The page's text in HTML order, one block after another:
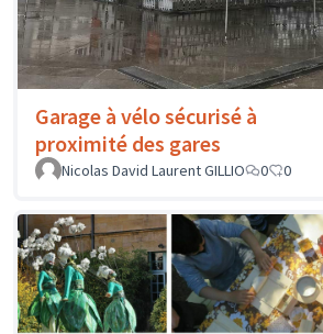
Garage à vélo sécurisé à
proximité des gares
Nicolas David Laurent GILLIO
0 0